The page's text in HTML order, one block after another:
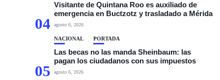
04
Visitante de Quintana Roo es auxiliado de
emergencia en Buctzotz y trasladado a Mérida
agosto 6, 2026
05
NACIONAL PORTADA
Las becas no las manda Sheinbaum: las
pagan los ciudadanos con sus impuestos
agosto 6, 2026